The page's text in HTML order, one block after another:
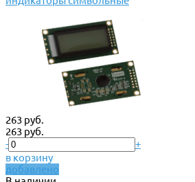
263 руб.
263 руб.
-
+
в корзину
добавлено